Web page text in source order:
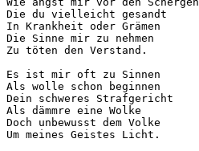
Die du vielleicht gesandt
In Krankheit oder Grämen
Die Sinne mir zu nehmen
Zu töten den Verstand.
Es ist mir oft zu Sinnen
Als wolle schon beginnen
Dein schweres Strafgericht
Als dämmre eine Wolke
Doch unbewusst dem Volke
Um meines Geistes Licht.